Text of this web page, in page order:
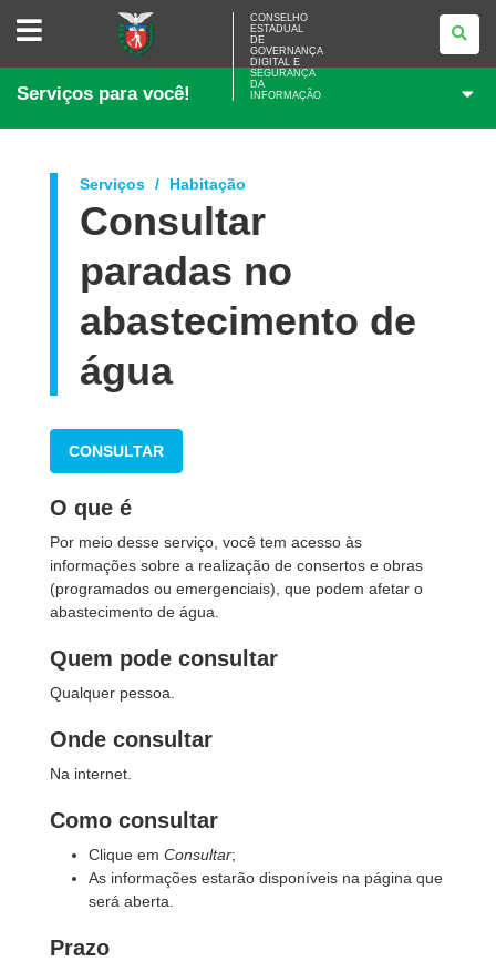
CONSELHO
ESTADUAL
GOVERNANÇA
E
DA
CONSELHO
ESTADUAL
DE
GOVERNANÇA
DIGITAL E
SEGURANÇA
DA
INFORMAÇÃO
Serviços para você!
Serviços Habitação
Consultar
paradas no
abastecimento de
água
CONSULTAR
O que é
Por meio desse serviço, você tem acesso às
informações sobre a realização de consertos e obras
(programados ou emergenciais), que podem afetar o
abastecimento de água.
Quem pode consultar
Qualquer pessoa.
Onde consultar
Na internet.
Como consultar
Clique em Consultar;
As informações estarão disponíveis na página que
será aberta.
Prazo